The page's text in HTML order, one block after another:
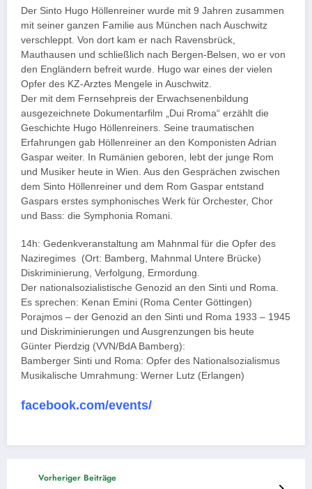
Der Sinto Hugo Höllenreiner wurde mit 9 Jahren zusammen
mit seiner ganzen Familie aus München nach Auschwitz
verschleppt. Von dort kam er nach Ravensbrück,
Mauthausen und schließlich nach Bergen-Belsen, wo er von
den Engländern befreit wurde. Hugo war eines der vielen
Opfer des KZ-Arztes Mengele in Auschwitz.
Der mit dem Fernsehpreis der Erwachsenenbildung
ausgezeichnete Dokumentarfilm „Dui Rroma“ erzählt die
Geschichte Hugo Höllenreiners. Seine traumatischen
Erfahrungen gab Höllenreiner an den Komponisten Adrian
Gaspar weiter. In Rumänien geboren, lebt der junge Rom
und Musiker heute in Wien. Aus den Gesprächen zwischen
dem Sinto Höllenreiner und dem Rom Gaspar entstand
Gaspars erstes symphonisches Werk für Orchester, Chor
und Bass: die Symphonia Romani.
14h: Gedenkveranstaltung am Mahnmal für die Opfer des
Naziregimes (Ort: Bamberg, Mahnmal Untere Brücke)
Diskriminierung, Verfolgung, Ermordung.
Der nationalsozialistische Genozid an den Sinti und Roma.
Es sprechen: Kenan Emini (Roma Center Göttingen)
Porajmos – der Genozid an den Sinti und Roma 1933 – 1945
und Diskriminierungen und Ausgrenzungen bis heute
Günter Pierdzig (VVN/BdA Bamberg):
Bamberger Sinti und Roma: Opfer des Nationalsozialismus
Musikalische Umrahmung: Werner Lutz (Erlangen)
facebook.com/events/
Vorheriger Beiträge